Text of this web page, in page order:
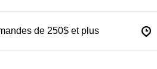
de 250$ et plus